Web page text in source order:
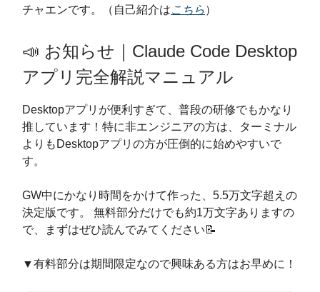
チャエンです。（自己紹介はこちら ）
📣 お知らせ｜Claude Code Desktop
アプリ完全解説マニュアル
Desktopアプリが便利すぎて、普段の研修でもかなり
推しています！特に非エンジニアの方は、ターミナル
よりもDesktopアプリの方が圧倒的に始めやすいで
す。
GW中にかなり時間をかけて作った、5.5万文字超えの
決定版です。 無料部分だけでも約1万文字ありますの
で、まずはぜひ読んでみてください📝
▼有料部分は期間限定なので興味ある方はお早めに！